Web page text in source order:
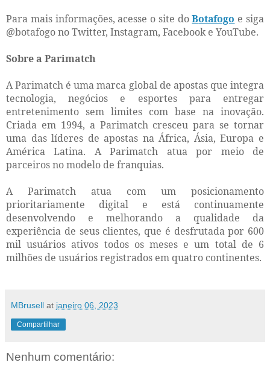
Para mais informações, acesse o site doBotafogo e siga
@botafogo no Twitter, Instagram, Facebook e YouTube.
Sobre a Parimatch
A Parimatch é uma marca global de apostas que integra
tecnologia, negócios e esportes para entregar
entretenimento sem limites com base na inovação.
Criada em 1994, a Parimatch cresceu para se tornar
uma das líderes de apostas na África, Ásia, Europa e
América Latina. A Parimatch atua por meio de
parceiros no modelo de franquias.
A Parimatch atua com um posicionamento
prioritariamente digital e está continuamente
desenvolvendo e melhorando a qualidade da
experiência de seus clientes, que é desfrutada por 600
mil usuários ativos todos os meses e um total de 6
milhões de usuários registrados em quatro continentes.
MBrusell at janeiro 06, 2023
Compartilhar
Nenhum comentário: